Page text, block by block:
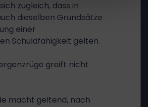
zugleich, dass in
dieselben Grundsätze
einer
Schuldfähigkeit gelten.
greift nicht
macht geltend, nach